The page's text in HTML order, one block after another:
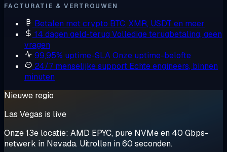
FACTURATIE & VERTROUWEN
Betalen met crypto BTC, XMR, USDT en meer
14 dagen geld-terug Volledige terugbetaling, geen
vragen
99,95% uptime-SLAOnze uptime-belofte
24/7 menselijke support Echte engineers, binnen
minuten
Nieuwe regio
Las Vegas is live
Onze 13e locatie: AMD EPYC, pure NVMe en 40 Gbps-
netwerk in Nevada. Uitrollen in 60 seconden.